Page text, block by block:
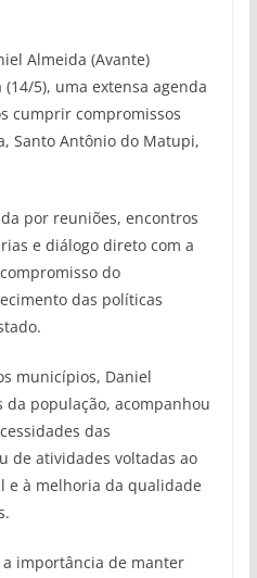
Almeida (Avante)
5), uma extensa agenda
cumprir compromissos
Santo Antônio do Matupi,
por reuniões, encontros
e diálogo direto com a
do
das políticas
municípios, Daniel
população, acompanhou
das
de atividades voltadas ao
e à melhoria da qualidade
importância de manter